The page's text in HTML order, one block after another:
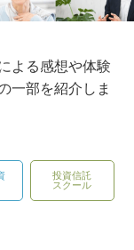
よる感想や体験
一部を紹介しま
投資信託
スクール